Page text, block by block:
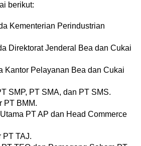
berikut:
Kementerian Perindustrian
Direktorat Jenderal Bea dan Cukai
Kantor Pelayanan Bea dan Cukai
SMP, PT SMA, dan PT SMS.
PT BMM.
PT AP dan Head Commerce
PT TAJ.